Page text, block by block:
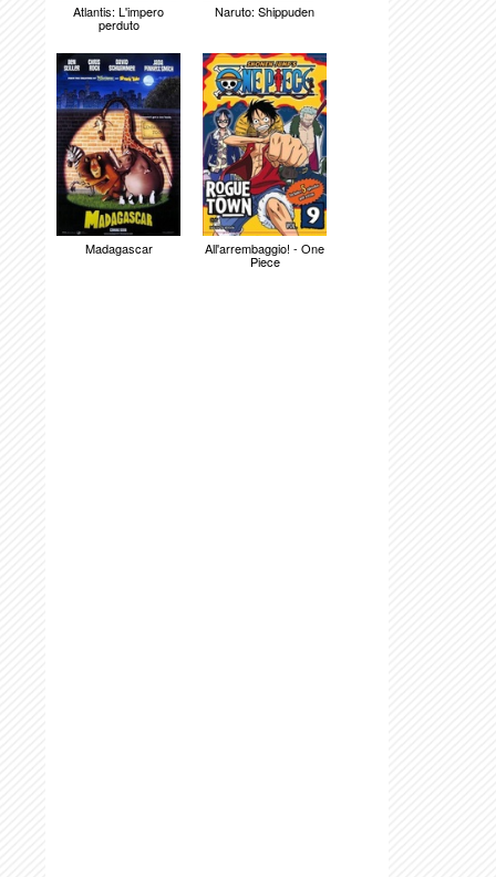
Atlantis: L'impero
perduto
Naruto: Shippuden
Madagascar All'arrembaggio! - One
Piece